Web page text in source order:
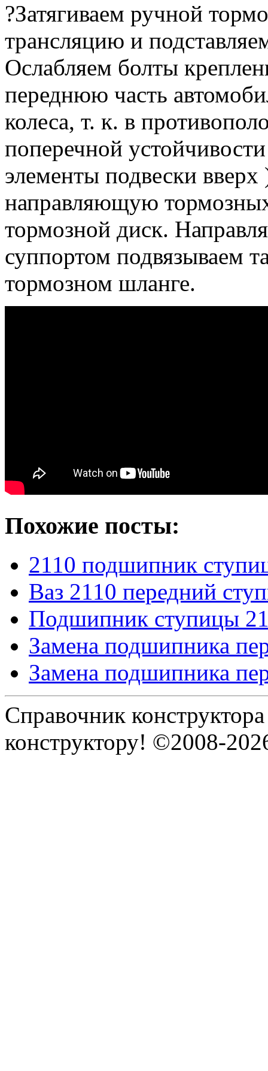
?Затягиваем ручной
трансляцию и
Ослабляем болты
переднюю часть
колеса, т. к. в
поперечной
элементы подвески вверх
направляющую
тормозной диск.
суппортом подвязываем
тормозном шланге.
Похожие посты:
2110 подшипник
Ваз 2110 передний
Подшипник ступицы
Замена подшипника
Замена подшипника
Справочник
конструктору! ©2008-